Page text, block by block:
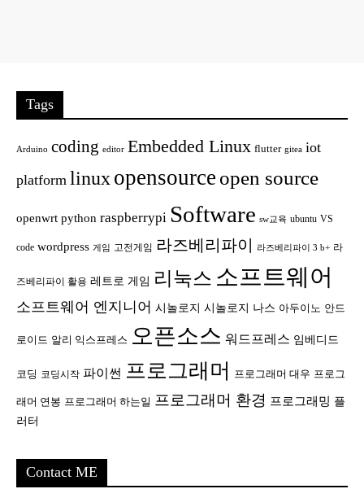
Tags
Arduino coding editor Embedded Linux flutter gitea iot
platform linux opensource open source
openwrt python raspberrypi Software sw교육 ubuntu VS
code wordpress 게임 고전게임 라즈베리파이 라즈베리파이 3 b+ 라
즈베리파이 활용 레트로 게임 리눅스 소프트웨어
소프트웨어 엔지니어 시놀로지 시놀로지 나스 아두이노 안드
로이드 알리 익스프레스 오픈소스 워드프레스 임베디드
코딩 코딩시작 파이썬 프로그래머 프로그래머 대우 프로그
래머 연봉 프로그래머 하는일 프로그래머 환경 프로그래밍 플
러터
Contact ME